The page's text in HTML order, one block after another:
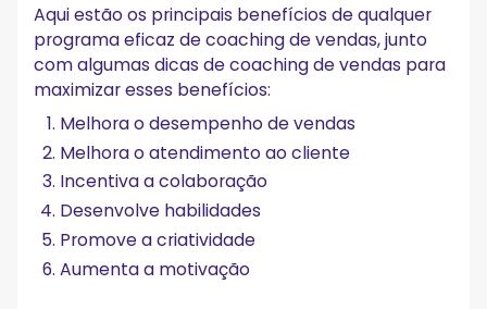
Aqui estão os principais benefícios de qualquer
programa eficaz de coaching de vendas, junto
com algumas dicas de coaching de vendas para
maximizar esses benefícios:
Melhora o desempenho de vendas
Melhora o atendimento ao cliente
Incentiva a colaboração
Desenvolve habilidades
Promove a criatividade
Aumenta a motivação